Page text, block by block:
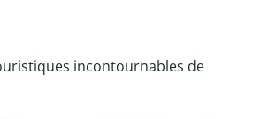
incontournables de